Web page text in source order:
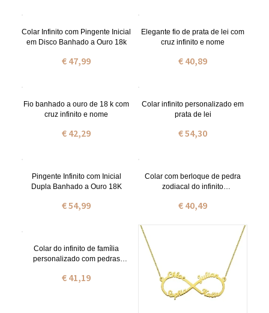
Colar Infinito com Pingente Inicial
em Disco Banhado a Ouro 18k
€ 47,99
Elegante fio de prata de lei com
cruz infinito e nome
€ 40,89
Fio banhado a ouro de 18 k com
cruz infinito e nome
€ 42,29
Colar infinito personalizado em
prata de lei
€ 54,30
Pingente Infinito com Inicial
Dupla Banhado a Ouro 18K
€ 54,99
Colar com berloque de pedra
zodiacal do infinito
€ 40,49
Colar do infinito de família
personalizado com pedras
quilates
€ 41,19